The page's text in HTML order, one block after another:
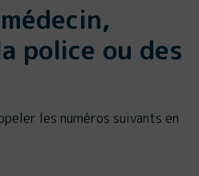
police ou des
les numéros suivants en